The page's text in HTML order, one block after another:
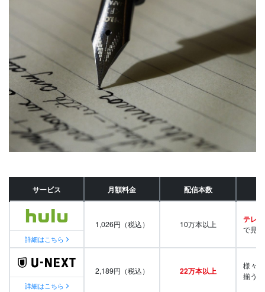
サービス 月額料金 配信本数
詳細はこちら
1,026円（税込） 10万本以上 テレビ
で見
詳細はこちら
2,189円（税込） 22万本以上
様々
揃う